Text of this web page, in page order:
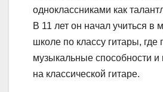
одноклассниками как
В 11 лет он начал учиться в
школе по классу гитары, где
музыкальные способности и
на классической гитаре.